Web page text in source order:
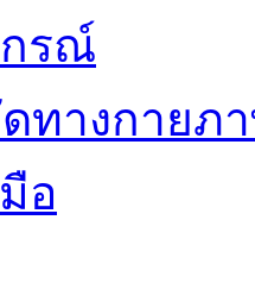
รณ์
ทางกายภ
อ